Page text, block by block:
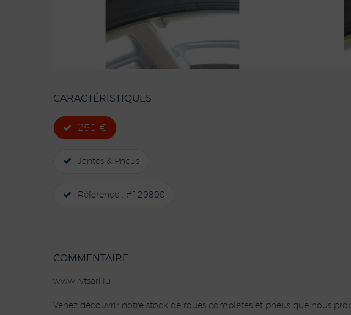
CARACTÉRISTIQUES
250 €
Jantes & Pneus
Référence : #129800
COMMENTAIRE
www.ivtsarl.lu
Venez découvrir notre stock de roues complètes et pneus que nous